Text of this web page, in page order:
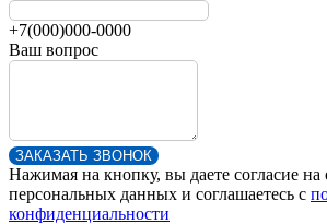
+7(000)000-0000
Ваш вопрос
ЗАКАЗАТЬ ЗВОНОК
Нажимая на кнопку, вы даете согласие на
персональных данных и соглашаетесь c
конфиденциальности